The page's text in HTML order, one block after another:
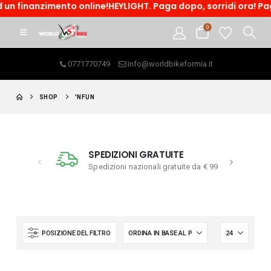
finanzimento online!HEYLIGHT. Paga dopo, sorridi ora!
0
0771770749 info@worldbikeformia.it
SHOP 'NFUN
SPEDIZIONI GRATUITE
Spedizioni nazionali gratuite da € 99
POSIZIONE DEL FILTRO